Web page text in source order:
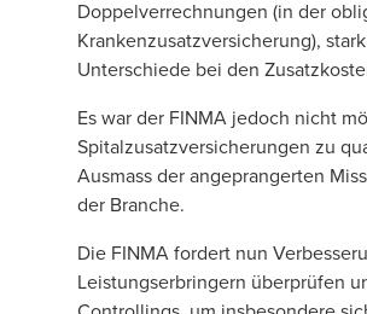
Doppelverrechnungen (in der
Krankenzusatzversicherung),
Unterschiede bei den
Es war der FINMA jedoch nicht
Spitalzusatzversicherungen zu
Ausmass der angeprangerten
der Branche.
Die FINMA fordert nun
Leistungserbringern überprüfen